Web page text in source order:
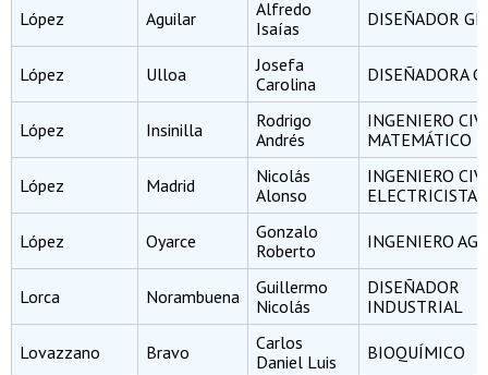
López Aguilar
Alfredo
Isaías
DISEÑADOR
López Ulloa
Josefa
Carolina
DISEÑADORA
López Insinilla
Rodrigo
Andrés
INGENIERO
MATEMÁTICO
López Madrid
Nicolás
Alonso
INGENIERO
ELECTRICISTA
López Oyarce
Gonzalo
Roberto
INGENIERO
Lorca Norambuena
Guillermo
Nicolás
DISEÑADOR
INDUSTRIAL
Lovazzano Bravo
Carlos
Daniel Luis
BIOQUÍMICO